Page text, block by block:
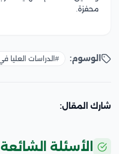
محفزة.
الوسوم: #الدراسات العليا
شارك المقال:
الأسئلة الشائعة